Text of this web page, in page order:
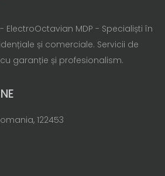
ElectroOctavian MDP - Specialiști în
și comerciale. Servicii de
garanție și profesionalism.
122453